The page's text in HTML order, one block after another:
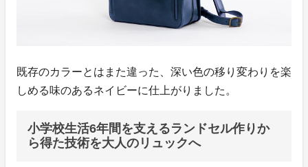
既存のカラーとはまた違った、深い色の移り変わりを楽
しめる味のあるネイビーに仕上がりました。
小学校生活6年間を支えるランドセル作りか
ら得た技術を大人のリュックへ